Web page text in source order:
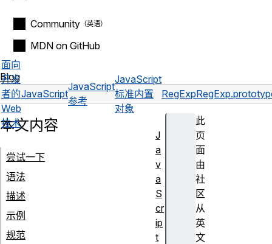
Community
MDN on GitHub
Blog
面向
开发
者的
Web
技术
JavaScript
JavaScript
参考
JavaScript
标准内置
对象
RegExp
此
页
面
由
社
区
从
英
文
本文内容
尝试一下
语法
描述
示例
规范
J
a
v
a
S
cr
ip
t